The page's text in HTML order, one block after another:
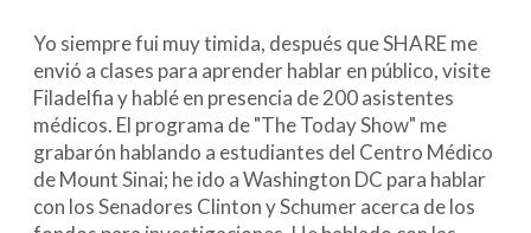
Yo siempre fui muy timida, después que SHARE me
envió a clases para aprender hablar en público, visite
Filadelfia y hablé en presencia de 200 asistentes
médicos. El programa de "The Today Show" me
grabarón hablando a estudiantes del Centro Médico
de Mount Sinai; he ido a Washington DC para hablar
con los Senadores Clinton y Schumer acerca de los